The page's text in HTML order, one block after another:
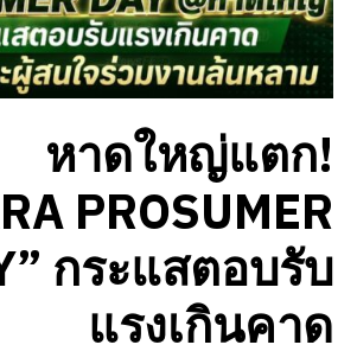
หาดใหญ่แตก!
PROSUMER
กระแสตอบรับ
แรงเกินคาด